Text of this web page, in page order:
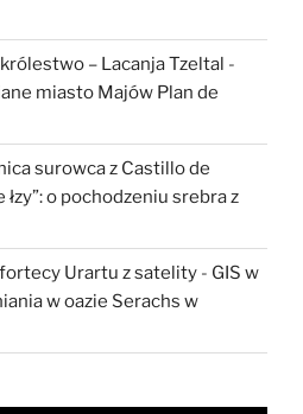
królestwo – Lacanja Tzeltal -
miasto Majów Plan de
surowca z Castillo de
łzy”: o pochodzeniu srebra z
Urartu z satelity - GIS w
w oazie Serachs w